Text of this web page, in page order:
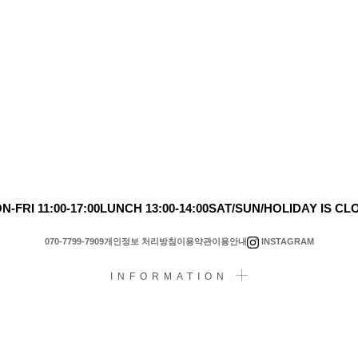
FRI 11:00-17:00LUNCH 13:00-14:00SAT/SUN/HOLIDAY IS
070-7799-7909개인정보 처리방침 이용약관이용안내 INSTAGRAM
INFORMATION